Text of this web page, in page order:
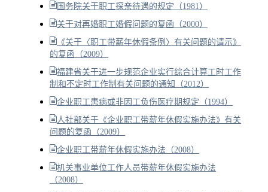
国务院关于职工探亲待遇的规定（1981）
关于对再婚职工婚假问题的复函（2000）
《关于〈职工带薪年休假条例〉有关问题的请示》
的复函（2009）
福建省关于进一步规范企业实行综合计算工时工作
制和不定时工作制有关问题的通知（2012）
企业职工患病或非因工负伤医疗期规定（1994）
人社部关于《企业职工带薪年休假实施办法》有关
问题的复函（2009）
企业职工带薪年休假实施办法（2008）
机关事业单位工作人员带薪年休假实施办法
（2008）